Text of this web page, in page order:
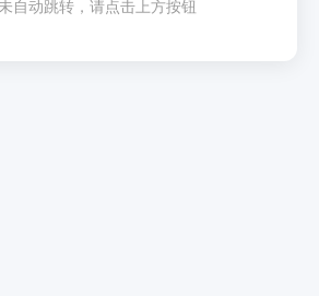
自动跳转，请点击上方按钮